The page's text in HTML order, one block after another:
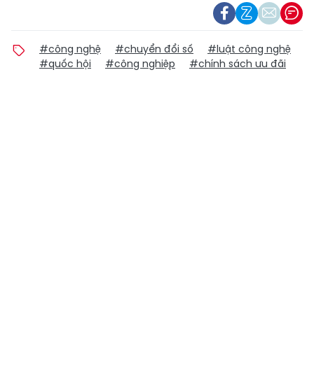
#công nghệ #chuyển đổi số
#luật công nghệ
#quốc hội
#công nghiệp #chính sách ưu đãi